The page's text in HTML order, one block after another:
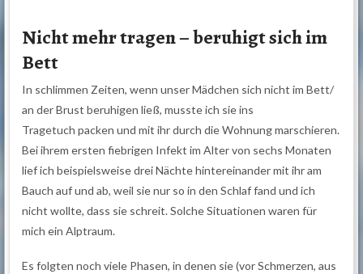
Nicht mehr tragen – beruhigt sich im
Bett
In schlimmen Zeiten, wenn unser Mädchen sich nicht im Bett/
an der Brust beruhigen ließ, musste ich sie ins
Tragetuch packen und mit ihr durch die Wohnung marschieren.
Bei ihrem ersten fiebrigen Infekt im Alter von sechs Monaten
lief ich beispielsweise drei Nächte hintereinander mit ihr am
Bauch auf und ab, weil sie nur so in den Schlaf fand und ich
nicht wollte, dass sie schreit. Solche Situationen waren für
mich ein Alptraum.
Es folgten noch viele Phasen, in denen sie (vor Schmerzen, aus